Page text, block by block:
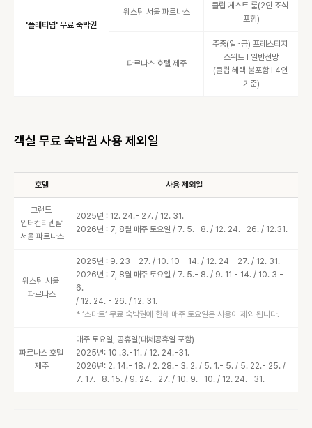
'플래티넘' 무료 숙박권
웨스틴 서울 파르나스
클럽 게스트 룸(2인 조식
포함)
파르나스 호텔 제주
주중(일~금) 프레스티지
스위트 I 일반전망
(클럽 혜택 불포함 I 4인
기준)
객실 무료 숙박권 사용 제외일
호텔 사용 제외일
그랜드
인터컨티넨탈
서울 파르나스
2025년 : 12. 24.- 27. / 12. 31.
2026년 : 7, 8월 매주 토요일 / 7. 5.- 8. / 12. 24.- 26. / 12.31.
웨스틴 서울
파르나스
2025년 : 9. 23 - 27. / 10. 10 - 14. / 12. 24 - 27. / 12. 31.
2026년 : 7, 8월 매주 토요일 / 7. 5.- 8. / 9. 11 - 14. / 10. 3 -
6.
/ 12. 24. - 26. / 12. 31.
* ‘스마트‘ 무료 숙박권에 한해 매주 토요일은 사용이 제외 됩니다.
파르나스 호텔
제주
매주 토요일, 공휴일(대체공휴일 포함)
2025년: 10 .3.-11. / 12. 24.-31.
2026년: 2. 14.- 18. / 2. 28.- 3. 2. / 5. 1.- 5. / 5. 22.- 25. /
7. 17.- 8. 15. / 9. 24.- 27. / 10. 9.- 10. / 12. 24.- 31.